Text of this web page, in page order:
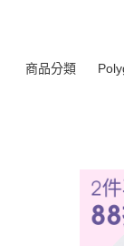
商品分類